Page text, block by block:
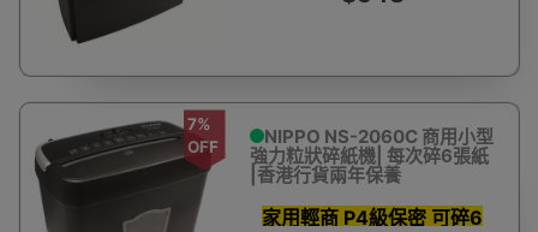
7%
OFF
NIPPO NS-2060C 商用小型
強力粒狀碎紙機| 每次碎6張紙
|香港行貨兩年保養
家用輕商 P4級保密 可碎6